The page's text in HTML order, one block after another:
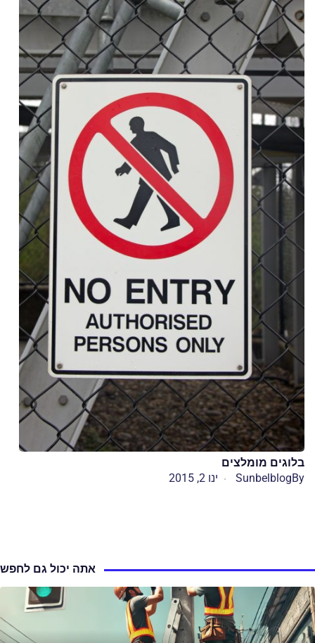
בלוגים מומלצים
By
Sunbelblog ינו 2, 2015
אתה יכול גם לחפש